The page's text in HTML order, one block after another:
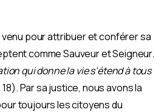
pour attribuer et conférer sa
comme Sauveur et Seigneur.
qui donne la vie s’étend à tous
18). Par sa justice, nous avons la
toujours les citoyens du